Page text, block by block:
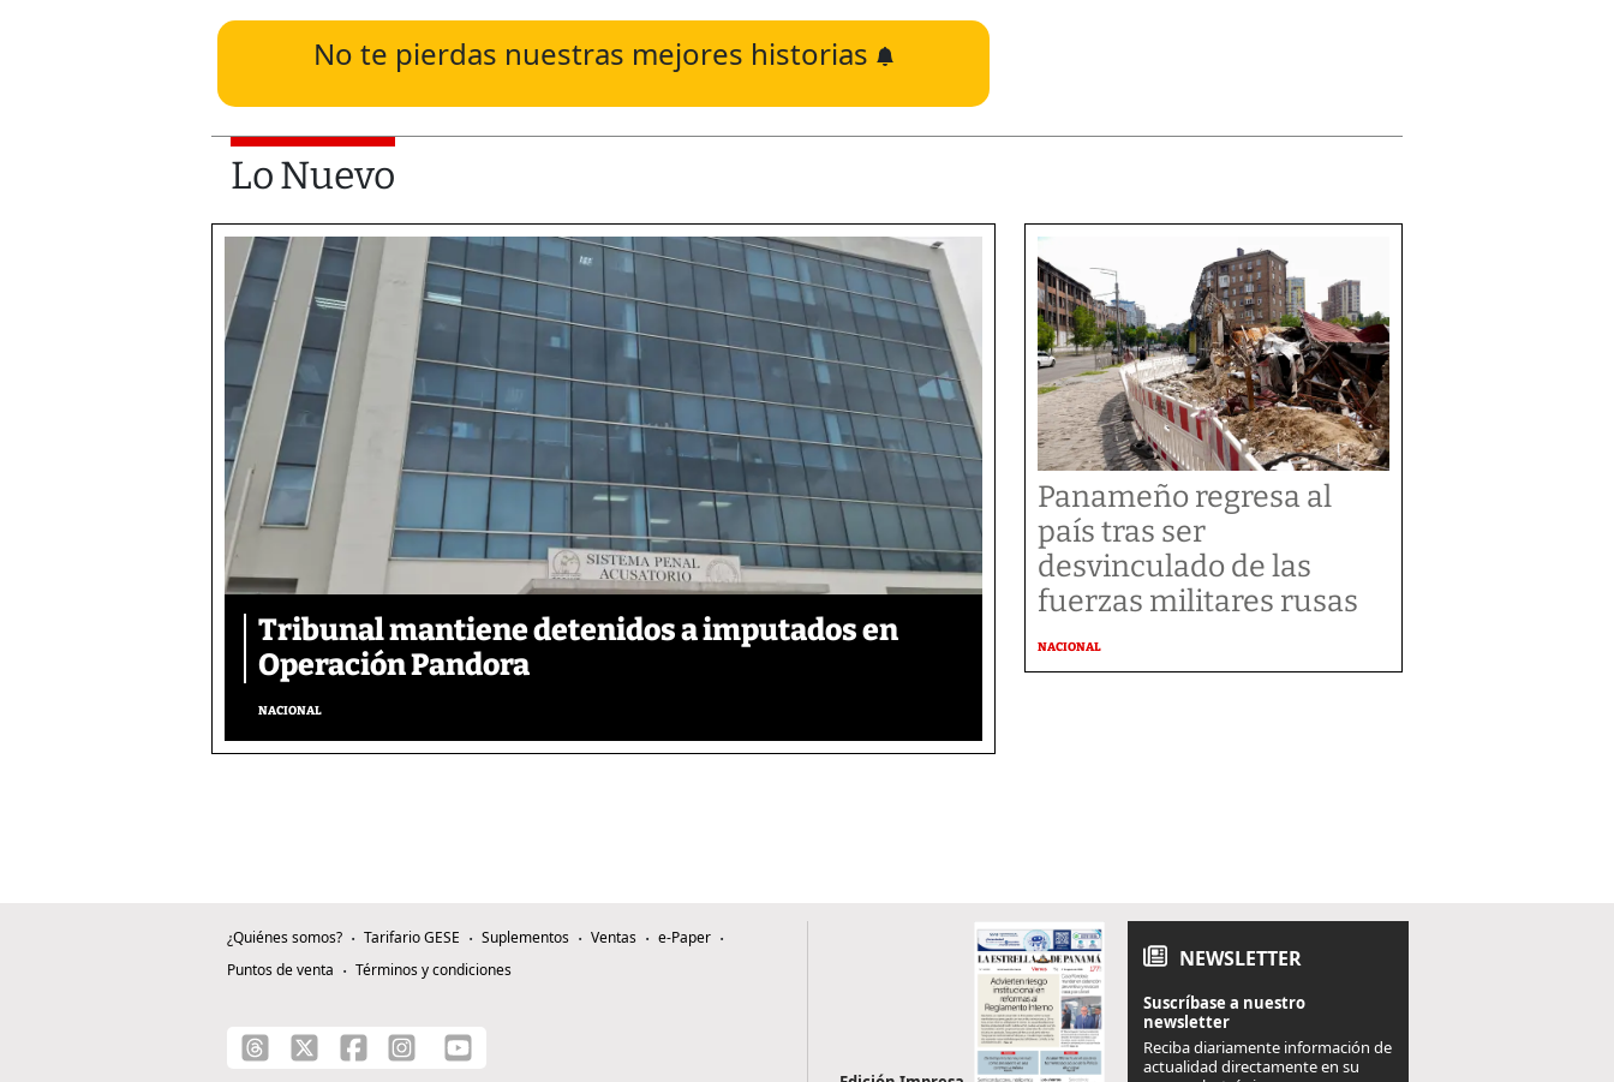
No te pierdas nuestras mejores historias
Lo Nuevo
Tribunal mantiene detenidos a imputados en
Operación Pandora
NACIONAL
Panameño regresa al
país tras ser
desvinculado de las
fuerzas militares rusas
NACIONAL
¿Quiénes somos? Tarifario GESE Suplementos Ventas
e-Paper
Puntos de venta
Términos y condiciones NEWSLETTER
Suscríbase a nuestro
newsletter
Reciba diariamente información de
actualidad directamente en su